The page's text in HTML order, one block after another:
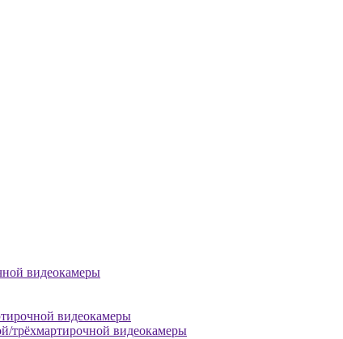
видеокамеры
видеокамеры
трёхмартирочной видеокамеры